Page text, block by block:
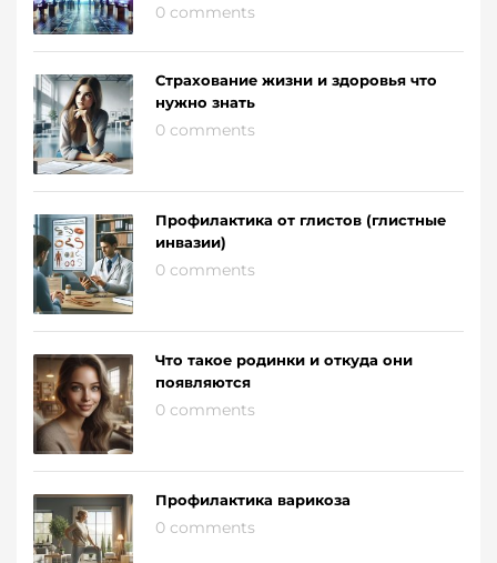
0 comments
Страхование жизни и здоровья что
нужно знать
0 comments
Профилактика от глистов (глистные
инвазии)
0 comments
Что такое родинки и откуда они
появляются
0 comments
Профилактика варикоза
0 comments